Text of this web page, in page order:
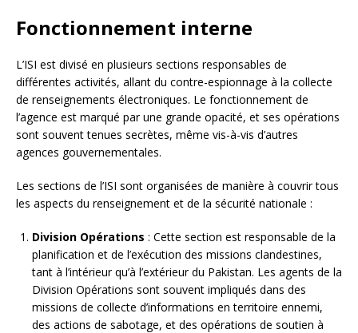
Fonctionnement interne
L’ISI est divisé en plusieurs sections responsables de
différentes activités, allant du contre-espionnage à la collecte
de renseignements électroniques. Le fonctionnement de
l’agence est marqué par une grande opacité, et ses opérations
sont souvent tenues secrètes, même vis-à-vis d’autres
agences gouvernementales.
Les sections de l’ISI sont organisées de manière à couvrir tous
les aspects du renseignement et de la sécurité nationale :
Division Opérations : Cette section est responsable de la
planification et de l’exécution des missions clandestines,
tant à l’intérieur qu’à l’extérieur du Pakistan. Les agents de la
Division Opérations sont souvent impliqués dans des
missions de collecte d’informations en territoire ennemi,
des actions de sabotage, et des opérations de soutien à